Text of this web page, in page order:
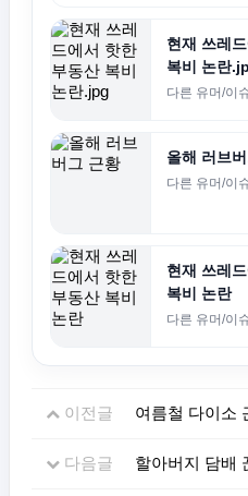
현재 쓰레
복비 논란
다른 유머/이
올해 러브
다른 유머/이
현재 쓰레
복비 논란
다른 유머/이
이전글 여름철 다이소
다음글 할아버지 담배